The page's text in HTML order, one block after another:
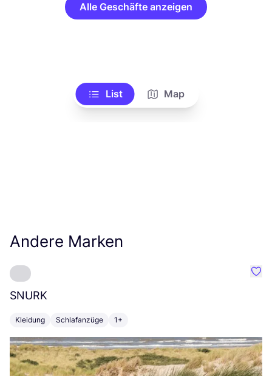
Alle Geschäfte anzeigen
List Map
Andere Marken
SNURK
Kleidung Schlafanzüge 1+